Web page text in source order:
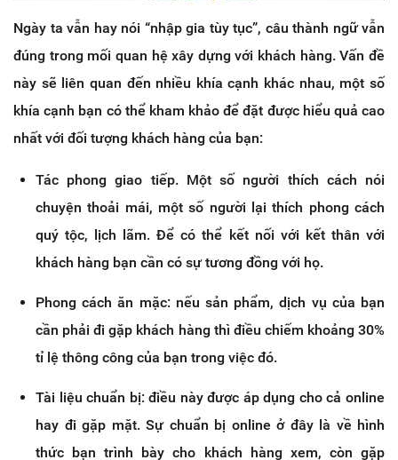
Ngày ta vẫn hay nói “nhập gia tùy tục”, câu thành ngữ vẫn
đúng trong mối quan hệ xây dựng với khách hàng. Vấn đề
này sẽ liên quan đến nhiều khía cạnh khác nhau, một số
khía cạnh bạn có thể kham khảo để đặt được hiểu quả cao
nhất với đối tượng khách hàng của bạn:
Tác phong giao tiếp. Một số người thích cách nói
chuyện thoải mái, một số người lại thích phong cách
quý tộc, lịch lãm. Để có thể kết nối với kết thân với
khách hàng bạn cần có sự tương đồng với họ.
Phong cách ăn mặc: nếu sản phẩm, dịch vụ của bạn
cần phải đi gặp khách hàng thì điều chiếm khoảng 30%
tỉ lệ thông công của bạn trong việc đó.
Tài liệu chuẩn bị: điều này được áp dụng cho cả online
hay đi gặp mặt. Sự chuẩn bị online ở đây là về hình
thức bạn trình bày cho khách hàng xem, còn gặp